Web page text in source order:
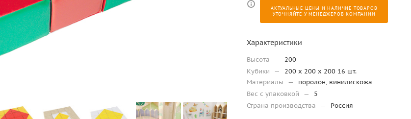
АКТУАЛЬНЫЕ ЦЕНЫ И НАЛИЧИЕ ТОВАРОВ
УТОЧНЯЙТЕ У МЕНЕДЖЕРОВ КОМПАНИИ
Характеристики
Высота —
200
Кубики
—
200 x 200 x 200 16 шт.
Материалы
—
поролон, винилискожа
Вес с упаковкой
—
5
Страна производства
— Россия